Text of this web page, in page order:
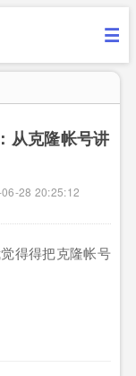
从克隆帐号讲
28 20:25:12
得得把克隆帐号